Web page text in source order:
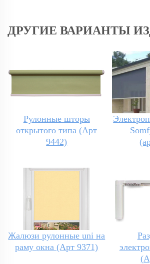
ДРУГИЕ ВАРИАНТЫ
Рулонные шторы
открытого типа (Арт
9442)
Жалюзи рулонные uni на
раму окна (Арт 9371)